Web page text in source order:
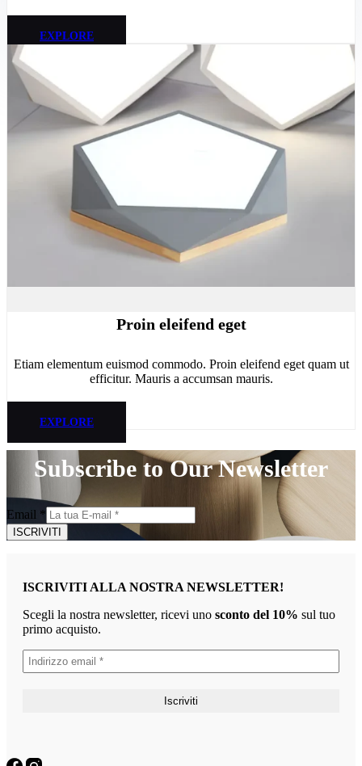
EXPLORE
Proin eleifend eget
Etiam elementum euismod commodo. Proin eleifend eget quam ut
efficitur. Mauris a accumsan mauris.
EXPLORE
Subscribe to Our Newsletter
Email *
ISCRIVITI
ISCRIVITI ALLA NOSTRA NEWSLETTER!
Scegli la nostra newsletter, ricevi uno sconto del 10% sul tuo
primo acquisto.